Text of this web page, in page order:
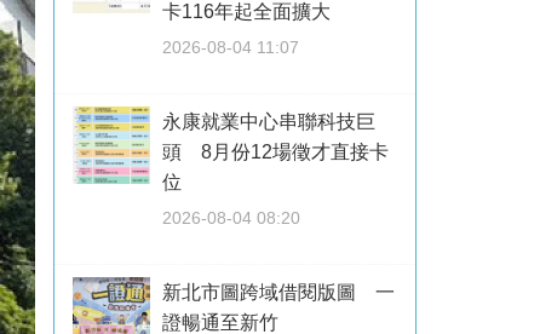
卡116年起全面擴大
2026-08-04 11:07
永康就業中心串聯科技巨
頭 8月份12場徵才直接卡
位
2026-08-04 08:20
新北市圖跨域借閱版圖 一
證暢通至新竹